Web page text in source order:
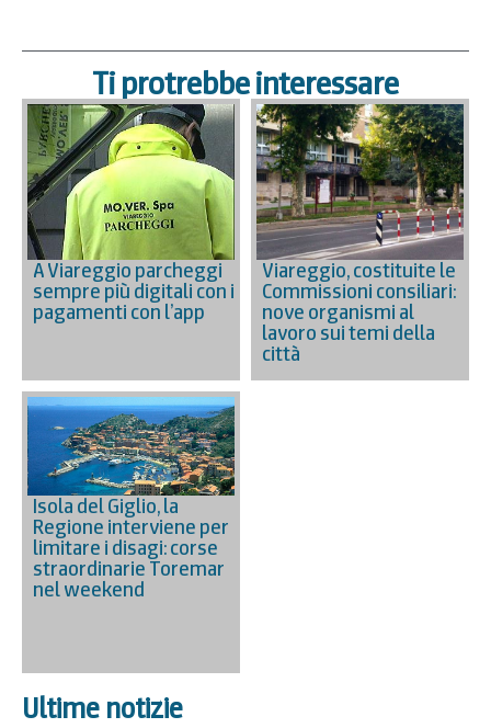
Ti protrebbe interessare
A Viareggio parcheggi
sempre più digitali con i
pagamenti con l’app
Viareggio, costituite le
Commissioni consiliari:
nove organismi al
lavoro sui temi della
città
Isola del Giglio, la
Regione interviene per
limitare i disagi: corse
straordinarie Toremar
nel weekend
Ultime notizie